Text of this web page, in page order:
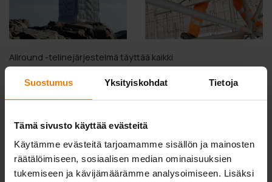
Suostumus Yksityiskohdat Tietoja
Tämä sivusto käyttää evästeitä
Käytämme evästeitä tarjoamamme sisällön ja mainosten
räätälöimiseen, sosiaalisen median ominaisuuksien
tukemiseen ja kävijämäärämme analysoimiseen. Lisäksi
Allround -telinejärjestelmä täyttää kaikki
paranee ja vahinkojen määrä vähenee. Telineen
pienellä henkilöstömäärällä. Järjestelmää voidaan täydentää
lukuisilla Allround-lisäosilla, kuten StarFrame- ja Blitz-
kehätelineillä.